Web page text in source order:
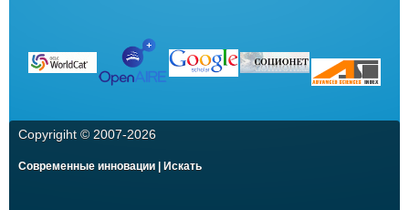
Copyrigiht © 2007-2026
Современные инновации | Искать